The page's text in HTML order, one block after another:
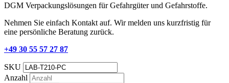
DGM Verpackungslösungen für Gefahrgüter und Gefahrstoffe.
Nehmen Sie einfach Kontakt auf. Wir melden uns kurzfristig für
eine persönliche Beratung zurück.
+49 30 55 57 27 87
SKU
Anzahl